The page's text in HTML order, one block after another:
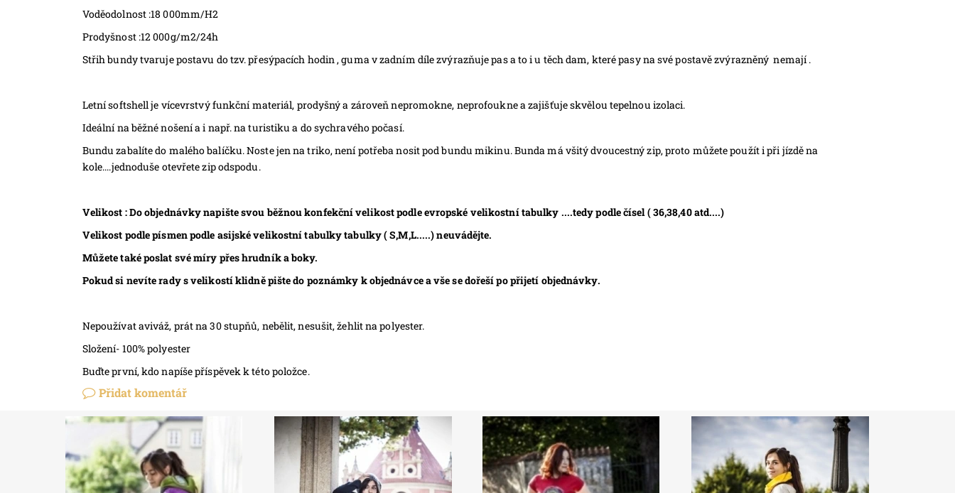
Voděodolnost :18 000mm/H2
Prodyšnost :12 000g/m2/24h
Střih bundy tvaruje postavu do tzv. přesýpacích hodin , guma v zadním díle zvýrazňuje pas a to i u těch dam, které pasy na své postavě zvýrazněný nemají .
Letní softshell je vícevrstvý funkční materiál, prodyšný a zároveň nepromokne, neprofoukne a zajišťuje skvělou tepelnou izolaci.
Ideální na běžné nošení a i např. na turistiku a do sychravého počasí.
Bundu zabalíte do malého balíčku. Noste jen na triko, není potřeba nosit pod bundu mikinu. Bunda má všitý dvoucestný zip, proto můžete použít i při jízdě na
kole....jednoduše otevřete zip odspodu.
Velikost : Do objednávky napište svou běžnou konfekční velikost podle evropské velikostní tabulky ....tedy podle čísel ( 36,38,40 atd....)
Velikost podle písmen podle asijské velikostní tabulky tabulky ( S,M,L.....) neuvádějte.
Můžete také poslat své míry přes hrudník a boky.
Pokud si nevíte rady s velikostí klidně pište do poznámky k objednávce a vše se dořeší po přijetí objednávky.
Nepoužívat aviváž, prát na 30 stupňů, nebělit, nesušit, žehlit na polyester.
Složení- 100% polyester
Buďte první, kdo napíše příspěvek k této položce.
Přidat komentář